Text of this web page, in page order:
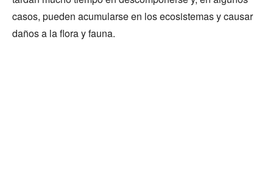
casos, pueden acumularse en los ecosistemas y causar
daños a la flora y fauna.